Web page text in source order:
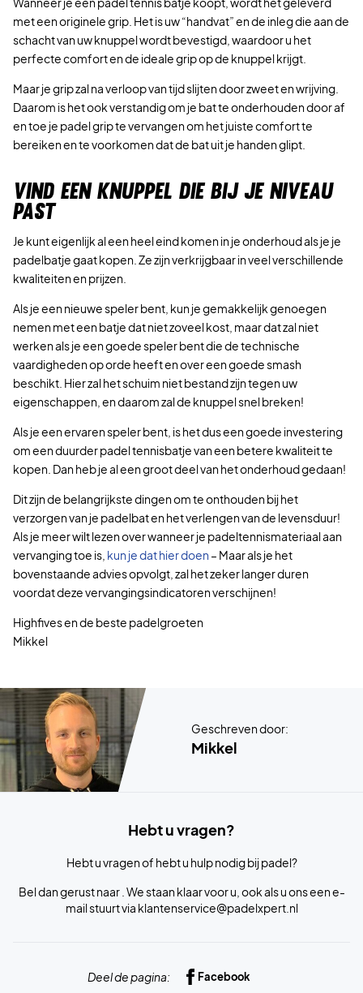
met een originele grip. Het is uw “handvat” en de inleg die aan de
schacht van uw knuppel wordt bevestigd, waardoor u het
perfecte comfort en de ideale grip op de knuppel krijgt.
Maar je grip zal na verloop van tijd slijten door zweet en wrijving.
Daarom is het ook verstandig om je bat te onderhouden door af
en toe je padel grip te vervangen om het juiste comfort te
bereiken en te voorkomen dat de bat uit je handen glipt.
VIND EEN KNUPPEL DIE BIJ JE NIVEAU
PAST
Je kunt eigenlijk al een heel eind komen in je onderhoud als je je
padelbatje gaat kopen. Ze zijn verkrijgbaar in veel verschillende
kwaliteiten en prijzen.
Als je een nieuwe speler bent, kun je gemakkelijk genoegen
nemen met een batje dat niet zoveel kost, maar dat zal niet
werken als je een goede speler bent die de technische
vaardigheden op orde heeft en over een goede smash
beschikt. Hier zal het schuim niet bestand zijn tegen uw
eigenschappen, en daarom zal de knuppel snel breken!
Als je een ervaren speler bent, is het dus een goede investering
om een duurder padel tennisbatje van een betere kwaliteit te
kopen. Dan heb je al een groot deel van het onderhoud gedaan!
Dit zijn de belangrijkste dingen om te onthouden bij het
verzorgen van je padelbat en het verlengen van de levensduur!
Als je meer wilt lezen over wanneer je padeltennismateriaal aan
vervanging toe is, kun je dat hier doen – Maar als je het
bovenstaande advies opvolgt, zal het zeker langer duren
voordat deze vervangingsindicatoren verschijnen!
Highfives en de beste padelgroeten
Mikkel
Geschreven door:
Mikkel
Hebt u vragen?
Hebt u vragen of hebt u hulp nodig bij padel?
Bel dan gerust naar . We staan klaar voor u, ook als u ons een e-
mail stuurt via klantenservice@padelxpert.nl
Deel de pagina: Facebook